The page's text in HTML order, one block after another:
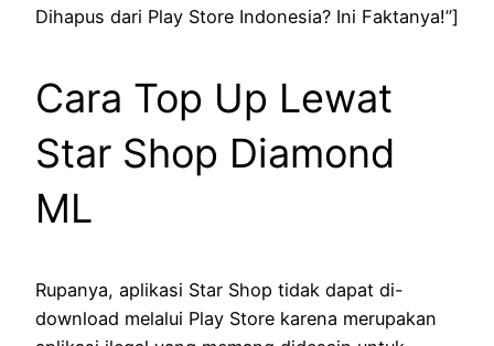
Dihapus dari Play Store Indonesia? Ini Faktanya!”]
Cara Top Up Lewat
Star Shop Diamond
ML
Rupanya, aplikasi Star Shop tidak dapat di-
download melalui Play Store karena merupakan